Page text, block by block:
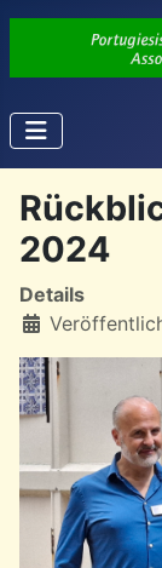
2024
Details